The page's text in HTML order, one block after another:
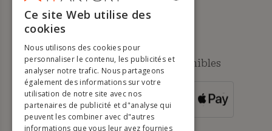
Aide
Méthodes de paiement disponibles
POUR LES
COMMANDES
SUPÉRIEURES À
ENGLISH
DUTCH
GERMAN
PORTUGUESE
Ce site Web utilise des
cookies
Nous utilisons des cookies pour
personnaliser le contenu, les publicités et
analyser notre trafic. Nous partageons
également des informations sur votre
utilisation de notre site avec nos
partenaires de publicité et d"analyse qui
peuvent les combiner avec d"autres
informations que vous leur avez fournies